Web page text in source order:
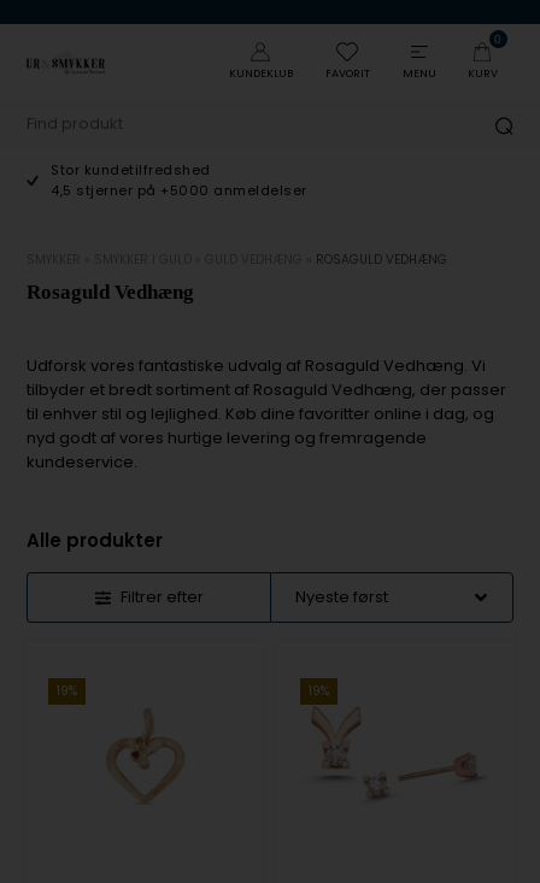
KUNDEKLUB FAVORIT MENU
0
KURV
Stor kundetilfredshed
4,5 stjerner på +5000 anmeldelser
ROSAGULD VEDHÆNG
Rosaguld Vedhæng
Udforsk vores fantastiske udvalg af Rosaguld Vedhæng. Vi
tilbyder et bredt sortiment af Rosaguld Vedhæng, der passer
til enhver stil og lejlighed. Køb dine favoritter online i dag, og
nyd godt af vores hurtige levering og fremragende
kundeservice.
Alle produkter
Filtrer efter
19% 19%